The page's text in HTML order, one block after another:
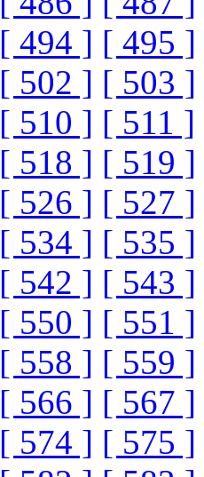
[ 494 ] [ 495 ]
[ 502 ] [ 503 ]
[ 510 ] [ 511 ]
[ 518 ] [ 519 ]
[ 526 ] [ 527 ]
[ 534 ] [ 535 ]
[ 542 ] [ 543 ]
[ 550 ] [ 551 ]
[ 558 ] [ 559 ]
[ 566 ] [ 567 ]
[ 574 ] [ 575 ]